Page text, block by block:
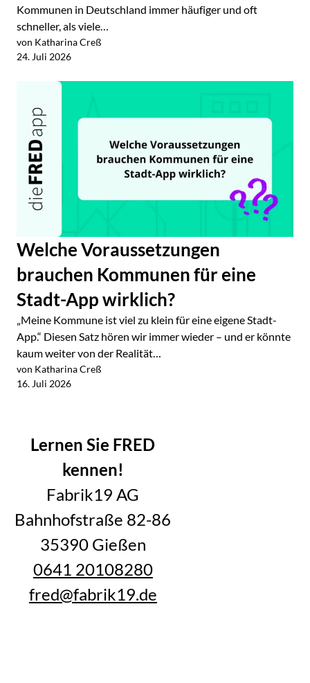
Kommunen in Deutschland immer häufiger und oft
schneller, als viele…
von Katharina Creß
24. Juli 2026
Welche Voraussetzungen
brauchen Kommunen für eine
Stadt-App wirklich?
„Meine Kommune ist viel zu klein für eine eigene Stadt-
App.“ Diesen Satz hören wir immer wieder – und er könnte
kaum weiter von der Realität…
von Katharina Creß
16. Juli 2026
Lernen Sie FRED
kennen!
Fabrik19 AG
Bahnhofstraße 82-86
35390 Gießen
0641 20108280
fred@fabrik19.de